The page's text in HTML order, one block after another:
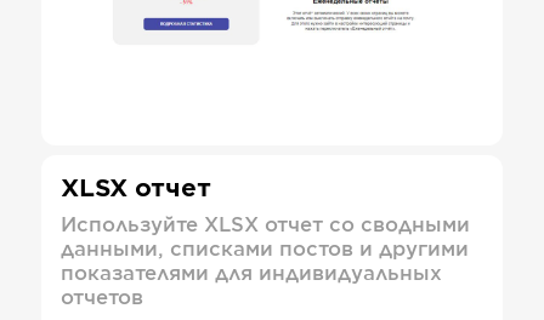
XLSX отчет
Используйте XLSX отчет со сводными
данными, списками постов и другими
показателями для индивидуальных
отчетов